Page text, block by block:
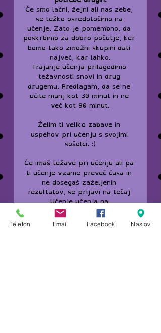
Če smo lačni, žejni ali nas zebe,
se težko osredotočimo na
učenje. Zato je pomembno, da
poskrbimo za dobro počutje, ker
bomo tako zmožni skupini dati
največ, kar lahko.
Trajanje učenja prilagodimo
težavnosti snovi in drug
drugemu. Predlagam, da se ne
učite manj kot 30 minut in ne
več kot 90 minut.
Želim ti veliko zabave in
uspehov pri učenju s svojimi
sošolci. :)
Če imaš težave pri učenju ali pa
ti učenje vzame preveč časa in
ne dosegaš zaželjenih
rezultatov, se prijavi na tečaj
Učenje učenja na
psihopolonica@gmail.com ali 040
650 567.
Več o tečaju si lahko prebereš
Telefon Email Facebook Naslov